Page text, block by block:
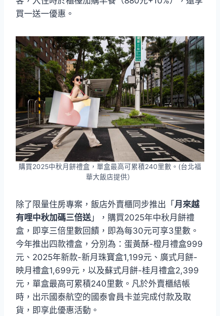
買一送一優惠。
購買2025中秋月餅禮盒，單盒最高可累積240里數。(台北福
華大飯店提供）
除了限量住房專案，飯店外賣櫃同步推出「 月來越
有哩中秋加碼三倍送」，購買2025年中秋月餅禮
盒，即享三倍里數回饋，即為每30元可享3里數。
今年推出四款禮盒，分別為：蛋黃酥-橙月禮盒999
元、2025年新款-新月珠寶盒1,199元、廣式月餅-
映月禮盒1,699元，以及蘇式月餅-桂月禮盒2,399
元，單盒最高可累積240里數。凡於外賣櫃結帳
時，出示國泰航空的國泰會員卡並完成付款及取
貨，即享此優惠活動。